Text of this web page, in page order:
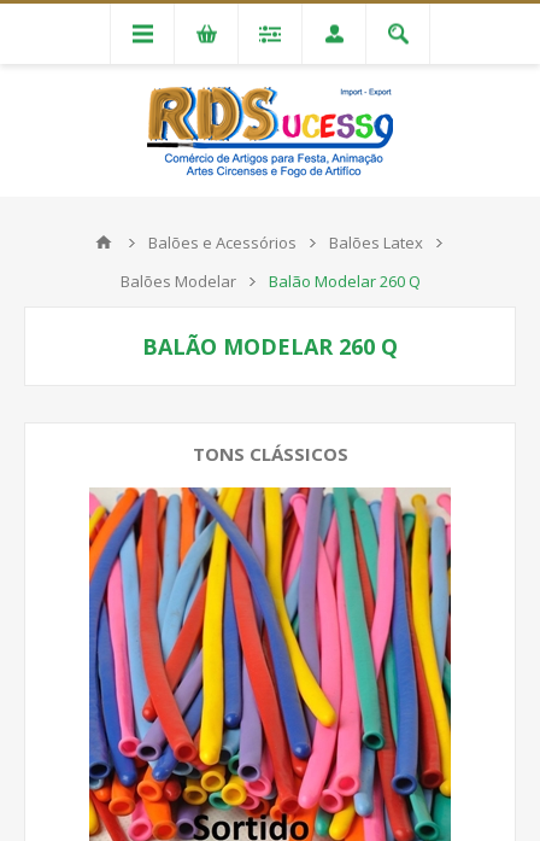
Balões e Acessórios
Balões Latex
Balões Modelar
Balão Modelar 260 Q
BALÃO MODELAR 260 Q
TONS CLÁSSICOS